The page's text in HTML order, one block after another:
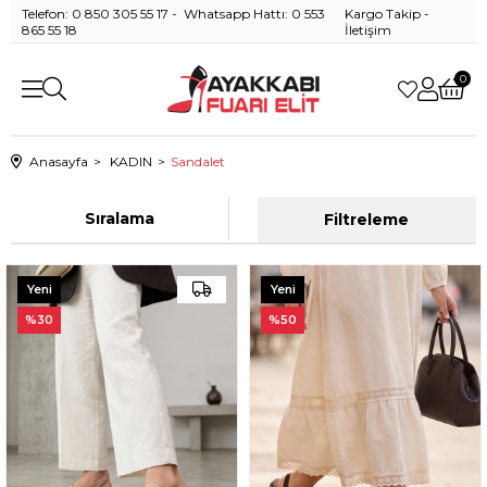
Telefon: 0 850 305 55 17 - Whatsapp Hattı: 0 553
865 55 18
Kargo Takip -
İletişim
0
Anasayfa KADIN Sandalet
Filtreleme
Sıralama
Yeni
Ürün
%30
Yeni
Ürün
%50